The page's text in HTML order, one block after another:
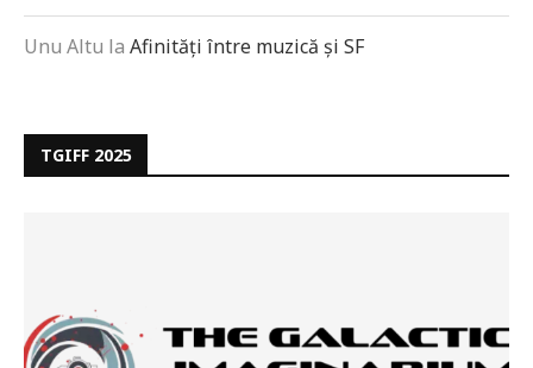
Unu Altu la Afinități între muzică și SF
TGIFF 2025